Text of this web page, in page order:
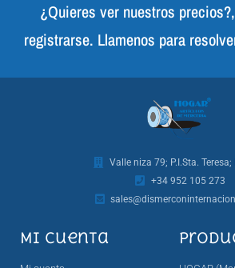
¿Quieres ver nuestros
registrarse. Llamenos para
Valle niza 79; P.I.Sta.
+34 952 105 273
Mi cuenta